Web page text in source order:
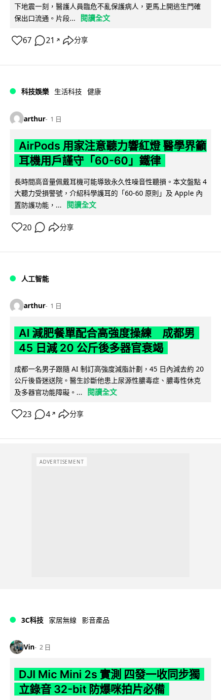
下地震一刻，醫護人員臨危不亂保護病人，更馬上開逃生門確
保出口流通。片段...
閱讀全文
67 21 ↗ 分享
科技娛樂 生活科技 健康
arthur 1 日
AirPods 用家注意聽力響紅燈 醫學界籲
耳機用戶謹守「60-60」鐵律
長時間高音量佩戴耳機可能導致永久性噪音性聽損。本文盤點 4
大聽力受損警號，介紹科學護耳的「60-60 原則」及 Apple 內
置防護功能，...
閱讀全文
20 分享
人工智能
arthur 1 日
AI 減肥餐單配合高強度操練 成都男
45 日減 20 公斤後多器官衰竭
成都一名男子跟隨 AI 制訂高強度減脂計劃，45 日內減去約 20
公斤後昏迷送院。醫生診斷他患上尿源性膿毒症、膿毒性休克
及多器官功能障礙。...
閱讀全文
23 4 ↗ 分享
ADVERTISEMENT
3C科技 家居無線 影音產品
Vin 2 日
DJI Mic Mini 2s 實測 四發一收同步獨
立錄音 32-bit 防爆咪拍片必備